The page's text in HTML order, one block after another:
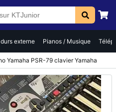
externe Pianos / Musique
Yamaha PSR-79 clavier Yamaha